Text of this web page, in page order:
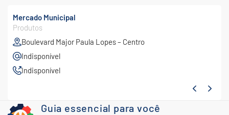
Mercado Municipal
Produtos
Boulevard Major Paula Lopes – Centro
Indisponível
Indisponível
Guia essencial para você